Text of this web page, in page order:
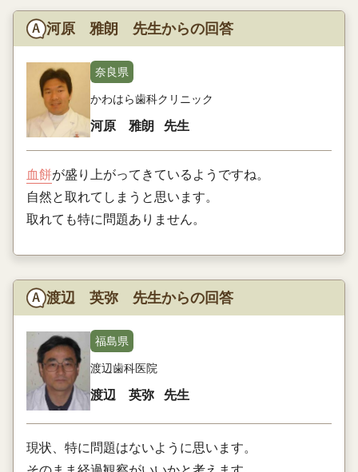
河原 雅朗 先生からの回答
奈良県
かわはら歯科クリニック
河原 雅朗 先生
血餅が盛り上がってきているようですね。
自然と取れてしまうと思います。
取れても特に問題ありません。
渡辺 英弥 先生からの回答
福島県
渡辺歯科医院
渡辺 英弥 先生
現状、特に問題はないように思います。